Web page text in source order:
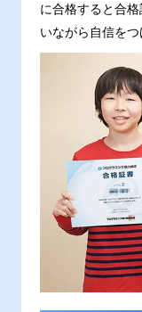
に合格すると合
いながら自信をつ